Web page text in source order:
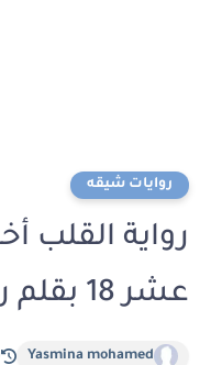
روايات شيقه
رواية القلب
عشر 18 بقلم رباب عبد الصمد
Yasmina mohamed